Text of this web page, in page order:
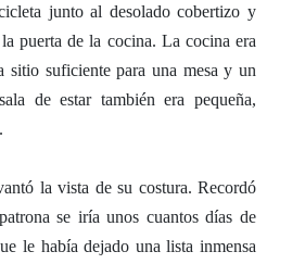
junto al desolado cobertizo y
puerta de la cocina. La cocina era
sitio suficiente para una mesa y un
de estar también era pequeña,
la vista de su costura. Recordó
se iría unos cuantos días de
le había dejado una lista inmensa